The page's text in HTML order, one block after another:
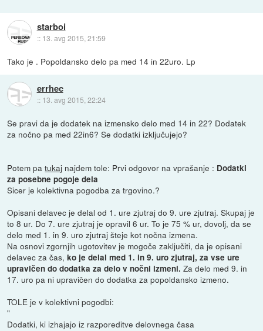
starboi
:: 13. avg 2015, 21:59
Tako je . Popoldansko delo pa med 14 in 22uro. Lp
errhec
:: 13. avg 2015, 22:24
Se pravi da je dodatek na izmensko delo med 14 in 22? Dodatek
za nočno pa med 22in6? Se dodatki izključujejo?
Potem patukaj najdem tole: Prvi odgovor na vprašanje : Dodatki
za posebne pogoje dela
Sicer je kolektivna pogodba za trgovino.?
Opisani delavec je delal od 1. ure zjutraj do 9. ure zjutraj. Skupaj je
to 8 ur. Do 7. ure zjutraj je opravil 6 ur. To je 75 % ur, dovolj, da se
delo med 1. in 9. uro zjutraj šteje kot nočna izmena.
Na osnovi zgornjih ugotovitev je mogoče zaključiti, da je opisani
delavec za čas,ko je delal med 1. in 9. uro zjutraj, za vse ure
upravičen do dodatka za delo v nočni izmeni. Za delo med 9. in
17. uro pa ni upravičen do dodatka za popoldansko izmeno.
TOLE je v kolektivni pogodbi:
"
Dodatki, ki izhajajo iz razporeditve delovnega časa